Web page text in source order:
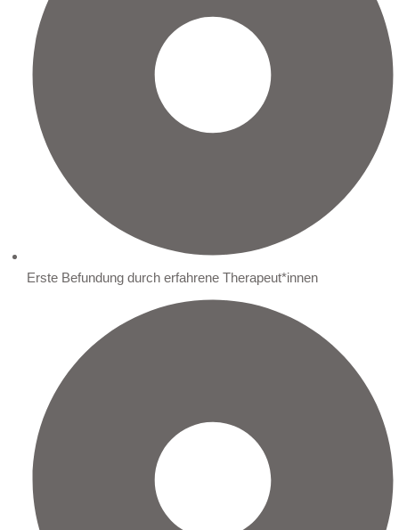
Erste Befundung durch erfahrene Therapeut*innen